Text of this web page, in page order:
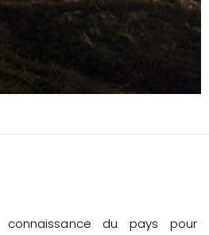
connaissance du pays pour